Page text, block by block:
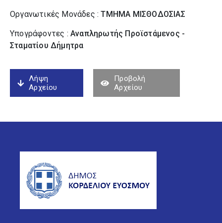
Οργανωτικές Μονάδες :ΤΜΗΜΑ ΜΙΣΘΟΔΟΣΙΑΣ
Υπογράφοντες : Αναπληρωτής Προϊστάμενος -
Σταματίου Δήμητρα
Λήψη
Αρχείου
Προβολή
Αρχείου